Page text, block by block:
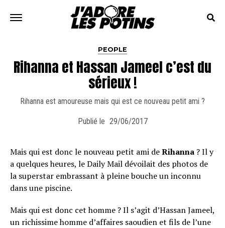
PEOPLE
Rihanna et Hassan Jameel c’est du
sérieux !
Rihanna est amoureuse mais qui est ce nouveau petit ami ?
Publié le 29/06/2017
Mais qui est donc le nouveau petit ami deRihanna ? Il y
a quelques heures, le Daily Mail dévoilait des photos de
la superstar embrassant à pleine bouche un inconnu
dans une piscine.
Mais qui est donc cet homme ? Il s’agit d’Has­san Jameel,
un richis­sime homme d’af­faires saou­dien et fils de l’une